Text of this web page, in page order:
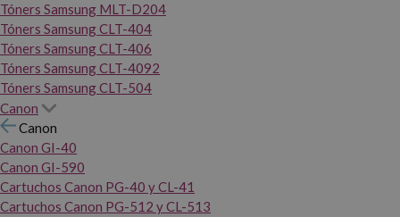
Tóners Samsung MLT-D204
Tóners Samsung CLT-404
Tóners Samsung CLT-406
Tóners Samsung CLT-4092
Tóners Samsung CLT-504
Canon
Canon
Canon GI-40
Canon GI-590
Cartuchos Canon PG-40 y CL-41
Cartuchos Canon PG-512 y CL-513